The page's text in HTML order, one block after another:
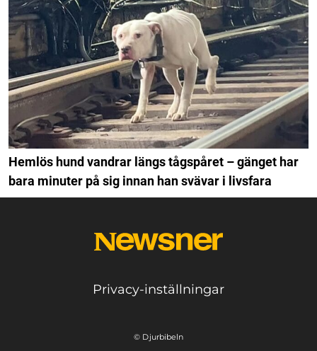
Hemlös hund vandrar längs tågspåret – gänget har
bara minuter på sig innan han svävar i livsfara
Privacy-inställningar
© Djurbibeln